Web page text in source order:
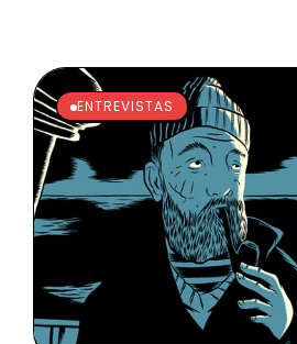
ENTREVISTAS